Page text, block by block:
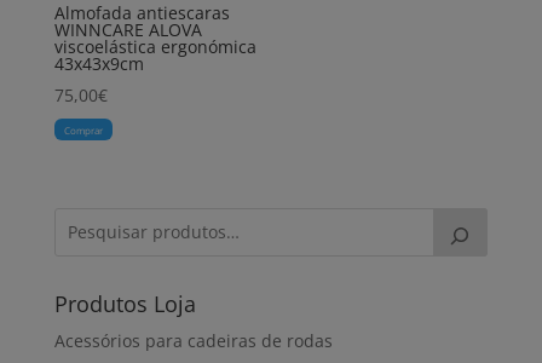
Almofada antiescaras
WINNCARE ALOVA
viscoelástica ergonómica
43x43x9cm
75,00€
Comprar
Produtos Loja
Acessórios para cadeiras de rodas